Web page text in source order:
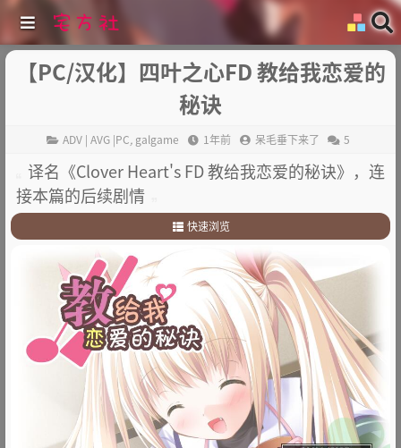
【PC/汉化】四叶之心FD 教给我恋爱的
秘诀
ADV | AVG |PC, galgame 1年前 呆毛垂下来了 5
译名《Clover Heart's FD 教给我恋爱的秘诀》，连
接本篇的后续剧情
快速浏览